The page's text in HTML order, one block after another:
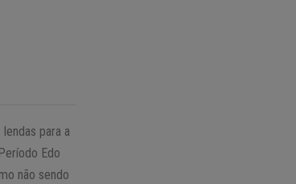
para a
Edo
não sendo